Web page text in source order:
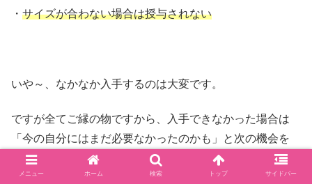
・ サイズが合わない場合は授与されない
いや～、なかなか入手するのは大変です。
ですが全てご縁の物ですから、入手できなかった場合は
「今の自分にはまだ必要なかったのかも」と次の機会を
待ちましょう。
メニュー ホーム 検索 トップ サイドバー